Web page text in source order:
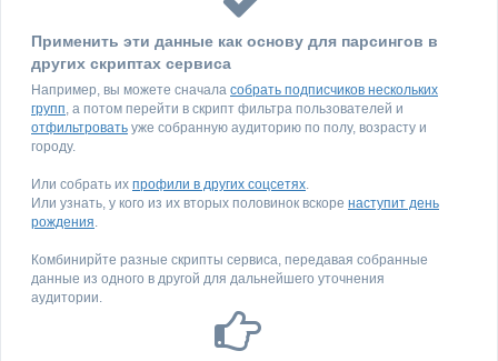
Применить эти данные как основу для парсингов в
других скриптах сервиса
Например, вы можете сначала собрать подписчиков нескольких
групп, а потом перейти в скрипт фильтра пользователей и
отфильтровать уже собранную аудиторию по полу, возрасту и
городу.
Или собрать их профили в других соцсетях.
Или узнать, у кого из их вторых половинок вскоре наступит день
рождения.
Комбинирйте разные скрипты сервиса, передавая собранные
данные из одного в другой для дальнейшего уточнения
аудитории.